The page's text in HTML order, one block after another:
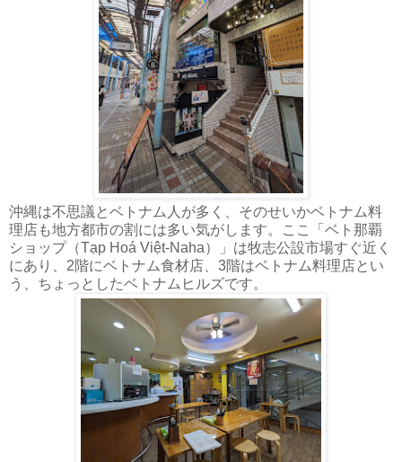
沖縄は不思議とベトナム人が多く、そのせいかベトナム料
理店も地方都市の割には多い気がします。ここ「ベト那覇
ショップ（Tạp Hoá Việt-Naha）」は牧志公設市場すぐ近く
にあり、2階にベトナム食材店、3階はベトナム料理店とい
う、ちょっとしたベトナムヒルズです。